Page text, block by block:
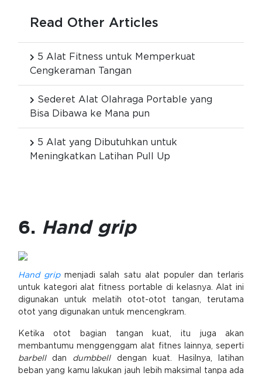
Read Other Articles
5 Alat Fitness untuk Memperkuat
Cengkeraman Tangan
Sederet Alat Olahraga Portable yang
Bisa Dibawa ke Mana pun
5 Alat yang Dibutuhkan untuk
Meningkatkan Latihan Pull Up
6. Hand grip
Hand gripmenjadi salah satu alat populer dan terlaris
untuk kategori alat fitness portable di kelasnya. Alat ini
digunakan untuk melatih otot-otot tangan, terutama
otot yang digunakan untuk mencengkram.
Ketika otot bagian tangan kuat, itu juga akan
membantumu menggenggam alat fitnes lainnya, seperti
barbell dan dumbbell
dengan kuat. Hasilnya, latihan
beban yang kamu lakukan jauh lebih maksimal tanpa ada